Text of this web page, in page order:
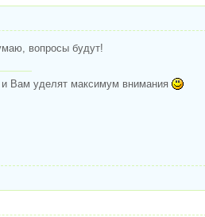
вопросы будут!
Вам уделят максимум внимания